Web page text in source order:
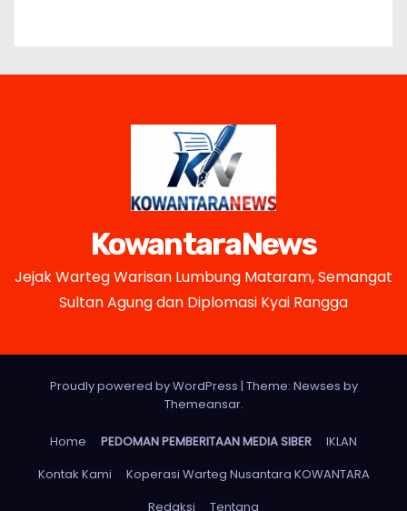
KowantaraNews
Jejak Warteg Warisan Lumbung Mataram, Semangat
Sultan Agung dan Diplomasi Kyai Rangga
Proudly powered by WordPress | Theme: Newses by
Themeansar.
Home PEDOMAN PEMBERITAAN MEDIA SIBER
IKLAN
Kontak Kami
Koperasi Warteg Nusantara KOWANTARA
Redaksi
Tentang